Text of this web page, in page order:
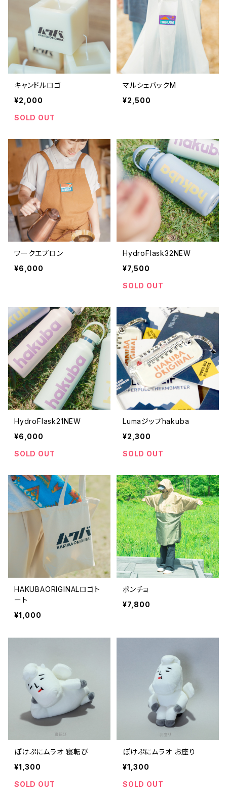
キャンドルロゴ
¥2,000
SOLD OUT
マルシェバックM
¥2,500
ワークエプロン
¥6,000
HydroFlask32NEW
¥7,500
SOLD OUT
HydroFlask21NEW
¥6,000
SOLD OUT
Lumaジップhakuba
¥2,300
SOLD OUT
HAKUBAORIGINALロゴト
ート
¥1,000
ポンチョ
¥7,800
ぽけぷにムラオ 寝転び
¥1,300
SOLD OUT
ぽけぷにムラオ お座り
¥1,300
SOLD OUT